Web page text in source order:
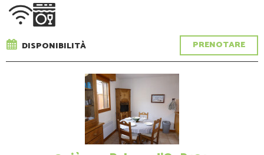
PRENOTARE
DISPONIBILITÀ